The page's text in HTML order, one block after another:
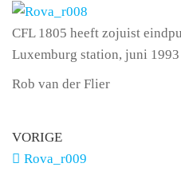
CFL 1805 heeft zojuist
Luxemburg station, juni 1993
Rob van der Flier
VORIGE
Rova_r009